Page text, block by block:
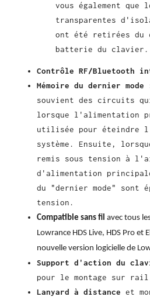
vous également que
transparentes
ont été retirées du
batterie du clavier.
Contrôle RF/Bluetooth
Mémoire du dernier mode
souvient des circuits
lorsque l'alimentation
utilisée pour éteindre
système. Ensuite,
remis sous tension à
d'alimentation
du "dernier mode" sont
tension.
Compatible sans fil avec tous
Lowrance HDS Live, HDS Pro et
nouvelle version logicielle de
Support d'action du
pour le montage sur
Lanyard à distance et